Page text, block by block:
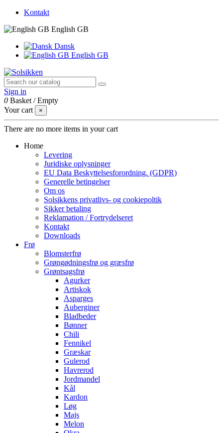
Kontakt
English GB
Dansk
English GB
Sign in
0 Basket /Empty
Your cart
×
There are no more items in your cart
Home
Levering
Juridiske oplysninger
EU Data Beskyttelsesforordning. (GDPR)
Generelle betingelser
Om os
Solsikkens privatlivs- og cookiepoltik
Sikker betaling
Reklamation / Fortrydelseret
Kontakt
Downloads
Frø
Blomsterfrø
Grøngødningsfrø og græsfrø
Grøntsagsfrø
Agurker
Artiskok
Asparges
Auberginer
Bladbeder
Bønner
Chili
Fennikel
Græskar
Gulerod
Havrerod
Jordmandel
Kål
Kardon
Løg
Majs
Melon